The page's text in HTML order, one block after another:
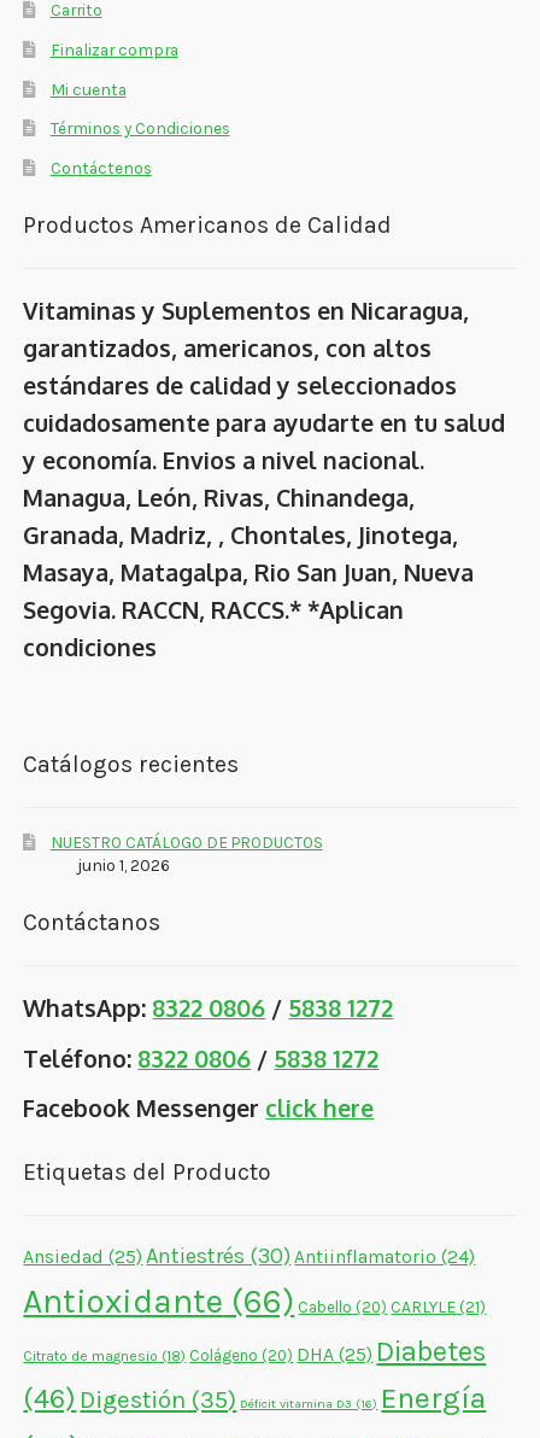
Carrito
Finalizar compra
Mi cuenta
Términos y Condiciones
Contáctenos
Productos Americanos de Calidad
Vitaminas y Suplementos en Nicaragua,
garantizados, americanos, con altos
estándares de calidad y seleccionados
cuidadosamente para ayudarte en tu salud
y economía. Envios a nivel nacional.
Managua, León, Rivas, Chinandega,
Granada, Madriz, , Chontales, Jinotega,
Masaya, Matagalpa, Rio San Juan, Nueva
Segovia. RACCN, RACCS.* *Aplican
condiciones
Catálogos recientes
NUESTRO CATÁLOGO DE PRODUCTOS
junio 1, 2026
Contáctanos
WhatsApp: 8322 0806 / 5838 1272
Teléfono: 8322 0806 / 5838 1272
Facebook Messenger click here
Etiquetas del Producto
Ansiedad (25) Antiestrés (30)Antiinflamatorio (24)
Antioxidante (66) Cabello (20) CARLYLE(21)
Citrato de magnesio (18) Colágeno (20) DHA (25) Diabetes
(46) Digestión (35) Déficit vitamina D3 (16) Energía